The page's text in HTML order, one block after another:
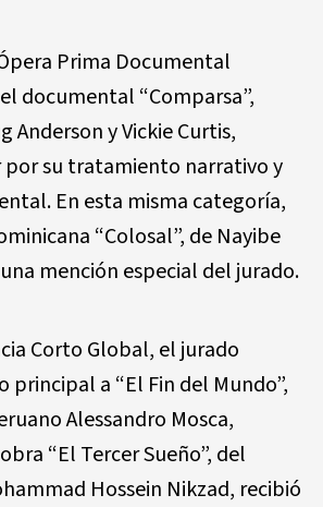
Prima Documental
documental “Comparsa”,
Anderson y Vickie Curtis,
su tratamiento narrativo y
En esta misma categoría,
“Colosal”, de Nayibe
mención especial del jurado.
Corto Global, el jurado
a “El Fin del Mundo”,
Alessandro Mosca,
“El Tercer Sueño”, del
Hossein Nikzad, recibió